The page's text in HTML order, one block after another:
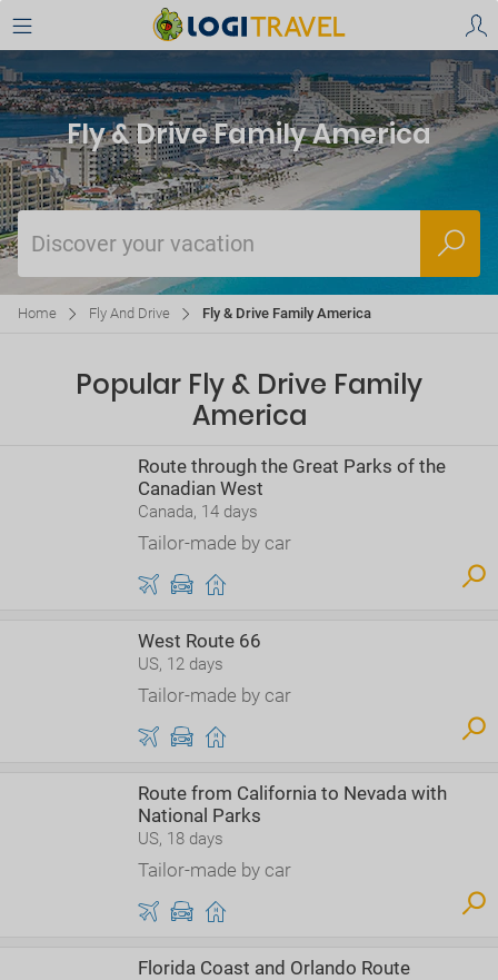
Fly & Drive Family America
Discover your vacation
Home Fly And Drive Fly & Drive Family America
Popular Fly & Drive Family
America
Route through the Great Parks of the
Canadian West
Canada, 14 days
Tailor-made by car
West Route 66
US, 12 days
Tailor-made by car
Route from California to Nevada with
National Parks
US, 18 days
Tailor-made by car
Florida Coast and Orlando Route